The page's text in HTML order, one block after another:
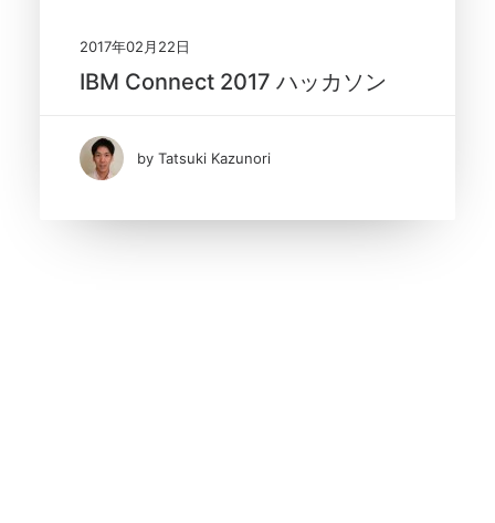
2017年02月22日
IBM Connect 2017 ハッカソン
by Tatsuki Kazunori